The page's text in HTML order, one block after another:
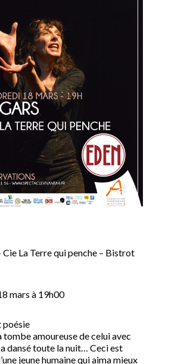
Cie La Terre qui penche – Bistrot
mars à 19h00
poésie
tombe amoureuse de celui avec
dansé toute la nuit… Ceci est
jeune humaine qui aima mieux